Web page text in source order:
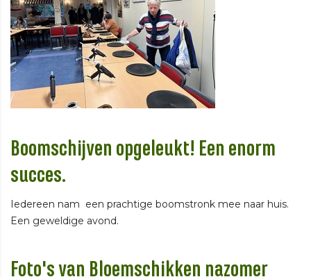
Boomschijven opgeleukt! Een enorm
succes.
Iedereen nam een prachtige boomstronk mee naar huis.
Een geweldige avond.
Foto's van Bloemschikken nazomer